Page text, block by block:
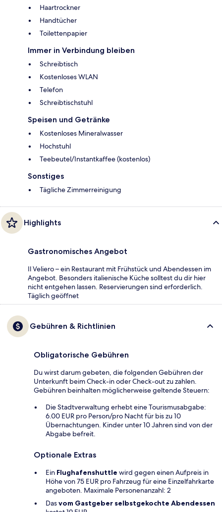
Haartrockner
Handtücher
Toilettenpapier
Immer in Verbindung bleiben
Schreibtisch
Kostenloses WLAN
Telefon
Schreibtischstuhl
Speisen und Getränke
Kostenloses Mineralwasser
Hochstuhl
Teebeutel/Instantkaffee (kostenlos)
Sonstiges
Tägliche Zimmerreinigung
Highlights
Gastronomisches Angebot
Il Veliero – ein Restaurant mit Frühstück und Abendessen im
Angebot. Besonders italienische Küche solltest du dir hier
nicht entgehen lassen. Reservierungen sind erforderlich.
Täglich geöffnet
Gebühren & Richtlinien
Obligatorische Gebühren
Du wirst darum gebeten, die folgenden Gebühren der
Unterkunft beim Check-in oder Check-out zu zahlen.
Gebühren beinhalten möglicherweise geltende Steuern:
Die Stadtverwaltung erhebt eine Tourismusabgabe:
6.00 EUR pro Person/pro Nacht für bis zu 10
Übernachtungen. Kinder unter 10 Jahren sind von der
Abgabe befreit.
Optionale Extras
Ein Flughafenshuttle wird gegen einen Aufpreis in
Höhe von 75 EUR pro Fahrzeug für eine Einzelfahrkarte
angeboten. Maximale Personenanzahl: 2
Dasvom Gastgeber selbstgekochte Abendessen